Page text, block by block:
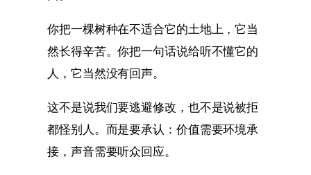
你把一棵树种在不适合它的土地上，它当
然长得辛苦。你把一句话说给听不懂它的
人，它当然没有回声。
这不是说我们要逃避修改，也不是说被拒
都怪别人。而是要承认：价值需要环境承
接，声音需要听众回应。